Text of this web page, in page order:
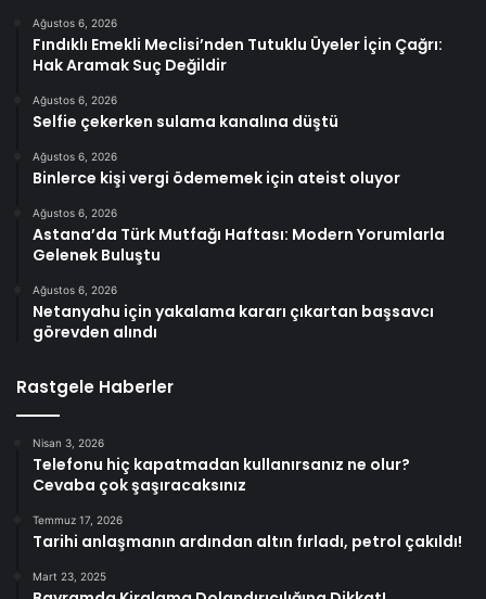
Ağustos 6, 2026
Fındıklı Emekli Meclisi’nden Tutuklu Üyeler İçin Çağrı:
Hak Aramak Suç Değildir
Ağustos 6, 2026
Selfie çekerken sulama kanalına düştü
Ağustos 6, 2026
Binlerce kişi vergi ödememek için ateist oluyor
Ağustos 6, 2026
Astana’da Türk Mutfağı Haftası: Modern Yorumlarla
Gelenek Buluştu
Ağustos 6, 2026
Netanyahu için yakalama kararı çıkartan başsavcı
görevden alındı
Rastgele Haberler
Nisan 3, 2026
Telefonu hiç kapatmadan kullanırsanız ne olur?
Cevaba çok şaşıracaksınız
Temmuz 17, 2026
Tarihi anlaşmanın ardından altın fırladı, petrol çakıldı!
Mart 23, 2025